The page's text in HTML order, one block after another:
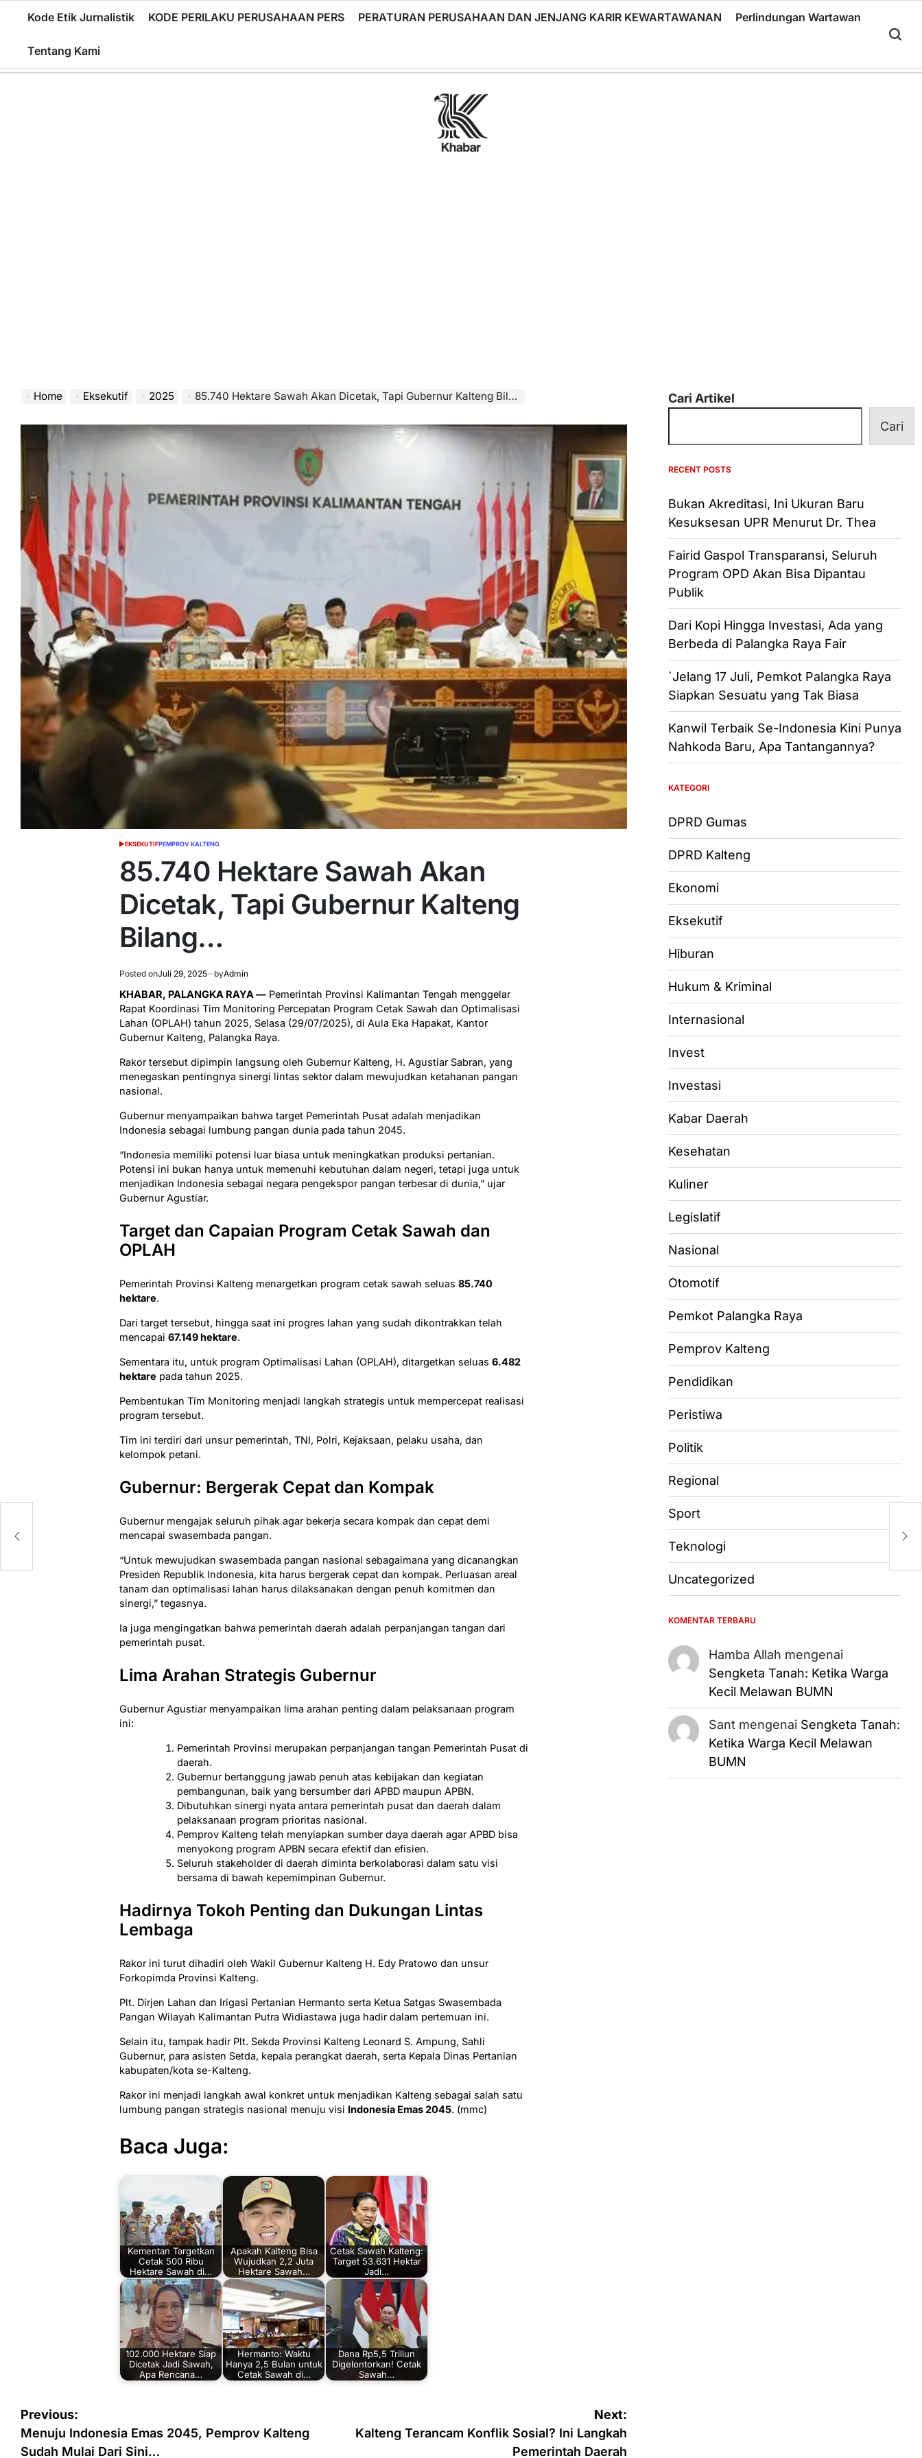
content
Kode Etik Jurnalistik KODE PERILAKU PERUSAHAAN PERS PERATURAN PERUSAHAAN DAN JENJANG KARIR KEWARTAWANAN Perlindungan Wartawan
Tentang Kami
Home Eksekutif 2025 85.740 Hektare Sawah Akan Dicetak, Tapi Gubernur Kalteng Bilang…
POSTED
EKSEKUTIFPEMPROV KALTENG
85.740 Hektare Sawah Akan
Dicetak, Tapi Gubernur Kalteng
Bilang…
Posted onJuli 29, 2025 byAdmin
KHABAR, PALANGKA RAYA — Pemerintah Provinsi Kalimantan Tengah menggelar
Rapat Koordinasi Tim Monitoring Percepatan Program Cetak Sawah dan Optimalisasi
Lahan (OPLAH) tahun 2025, Selasa (29/07/2025), di Aula Eka Hapakat, Kantor
Gubernur Kalteng, Palangka Raya.
Rakor tersebut dipimpin langsung oleh Gubernur Kalteng, H. Agustiar Sabran, yang
menegaskan pentingnya sinergi lintas sektor dalam mewujudkan ketahanan pangan
nasional.
Gubernur menyampaikan bahwa target Pemerintah Pusat adalah menjadikan
Indonesia sebagai lumbung pangan dunia pada tahun 2045.
“Indonesia memiliki potensi luar biasa untuk meningkatkan produksi pertanian.
Potensi ini bukan hanya untuk memenuhi kebutuhan dalam negeri, tetapi juga untuk
menjadikan Indonesia sebagai negara pengekspor pangan terbesar di dunia,” ujar
Gubernur Agustiar.
Target dan Capaian Program Cetak Sawah dan
OPLAH
Pemerintah Provinsi Kalteng menargetkan program cetak sawah seluas 85.740
hektare.
Dari target tersebut, hingga saat ini progres lahan yang sudah dikontrakkan telah
mencapai 67.149 hektare.
Sementara itu, untuk program Optimalisasi Lahan (OPLAH), ditargetkan seluas 6.482
hektare pada tahun 2025.
Pembentukan Tim Monitoring menjadi langkah strategis untuk mempercepat realisasi
program tersebut.
Tim ini terdiri dari unsur pemerintah, TNI, Polri, Kejaksaan, pelaku usaha, dan
kelompok petani.
Gubernur: Bergerak Cepat dan Kompak
Gubernur mengajak seluruh pihak agar bekerja secara kompak dan cepat demi
mencapai swasembada pangan.
“Untuk mewujudkan swasembada pangan nasional sebagaimana yang dicanangkan
Presiden Republik Indonesia, kita harus bergerak cepat dan kompak. Perluasan areal
tanam dan optimalisasi lahan harus dilaksanakan dengan penuh komitmen dan
sinergi,” tegasnya.
Ia juga mengingatkan bahwa pemerintah daerah adalah perpanjangan tangan dari
pemerintah pusat.
Lima Arahan Strategis Gubernur
Gubernur Agustiar menyampaikan lima arahan penting dalam pelaksanaan program
ini:
Pemerintah Provinsi merupakan perpanjangan tangan Pemerintah Pusat di
daerah.
Gubernur bertanggung jawab penuh atas kebijakan dan kegiatan
pembangunan, baik yang bersumber dari APBD maupun APBN.
Dibutuhkan sinergi nyata antara pemerintah pusat dan daerah dalam
pelaksanaan program prioritas nasional.
Pemprov Kalteng telah menyiapkan sumber daya daerah agar APBD bisa
menyokong program APBN secara efektif dan efisien.
Seluruh stakeholder di daerah diminta berkolaborasi dalam satu visi
bersama di bawah kepemimpinan Gubernur.
Hadirnya Tokoh Penting dan Dukungan Lintas
Lembaga
Rakor ini turut dihadiri oleh Wakil Gubernur Kalteng H. Edy Pratowo dan unsur
Forkopimda Provinsi Kalteng.
Plt. Dirjen Lahan dan Irigasi Pertanian Hermanto serta Ketua Satgas Swasembada
Pangan Wilayah Kalimantan Putra Widiastawa juga hadir dalam pertemuan ini.
Selain itu, tampak hadir Plt. Sekda Provinsi Kalteng Leonard S. Ampung, Sahli
Gubernur, para asisten Setda, kepala perangkat daerah, serta Kepala Dinas Pertanian
kabupaten/kota se-Kalteng.
Rakor ini menjadi langkah awal konkret untuk menjadikan Kalteng sebagai salah satu
lumbung pangan strategis nasional menuju visi Indonesia Emas 2045. (mmc)
Baca Juga:
Kementan Targetkan
Cetak 500 Ribu
Hektare Sawah di…
Apakah Kalteng Bisa
Wujudkan 2,2 Juta
Hektare Sawah…
Cetak Sawah Kalteng:
Target 53.631 Hektar
Jadi…
102.000 Hektare Siap
Dicetak Jadi Sawah,
Apa Rencana…
Hermanto: Waktu
Hanya 2,5 Bulan untuk
Cetak Sawah di…
Dana Rp5,5 Triliun
Digelontorkan! Cetak
Sawah…
Navigasi
pos
Previous:
Menuju Indonesia Emas 2045, Pemprov Kalteng
Sudah Mulai Dari Sini…
Next:
Kalteng Terancam Konflik Sosial? Ini Langkah
Pemerintah Daerah
Cari Artikel
Cari
RECENT POSTS
Bukan Akreditasi, Ini Ukuran Baru
Kesuksesan UPR Menurut Dr. Thea
Fairid Gaspol Transparansi, Seluruh
Program OPD Akan Bisa Dipantau
Publik
Dari Kopi Hingga Investasi, Ada yang
Berbeda di Palangka Raya Fair
`Jelang 17 Juli, Pemkot Palangka Raya
Siapkan Sesuatu yang Tak Biasa
Kanwil Terbaik Se-Indonesia Kini Punya
Nahkoda Baru, Apa Tantangannya?
KATEGORI
DPRD Gumas
DPRD Kalteng
Ekonomi
Eksekutif
Hiburan
Hukum & Kriminal
Internasional
Invest
Investasi
Kabar Daerah
Kesehatan
Kuliner
Legislatif
Nasional
Otomotif
Pemkot Palangka Raya
Pemprov Kalteng
Pendidikan
Peristiwa
Politik
Regional
Sport
Teknologi
Uncategorized
KOMENTAR TERBARU
Hamba Allah mengenai
Sengketa Tanah: Ketika Warga
Kecil Melawan BUMN
Santmengenai Sengketa Tanah:
Ketika Warga Kecil Melawan
BUMN